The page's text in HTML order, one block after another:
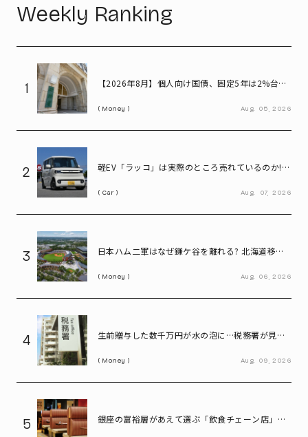
Weekly Ranking
1
【2026年8月】個人向け国債、固定5年は2%台へ
紹介
Money Aug. 05, 2026
2
軽EV「ラッコ」は実際のところ売れているのか!
Car Aug. 07, 2026
3
日本ハム二軍はなぜ鎌ケ谷を離れる? 北海道移転
Money Aug. 06, 2026
4
生前贈与した数千万円が水の泡に…税務署が見抜
Money Aug. 09, 2026
5
銀座の富裕層があえて選ぶ「飲食チェーン店」。